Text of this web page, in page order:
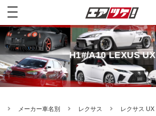
toggle
H1#/A10 LEXUS UX
メーカー車名別 レクサス レクサス UX